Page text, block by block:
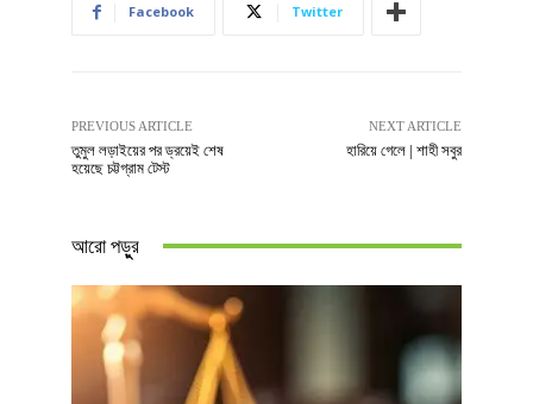
Facebook Twitter
PREVIOUS ARTICLE
তুমুল লড়াইয়ের পর ড্রয়েই শেষ
হয়েছে চট্টগ্রাম টেস্ট
NEXT ARTICLE
হারিয়ে গেলে | শাহী সবুর
আরো পড়ুুর